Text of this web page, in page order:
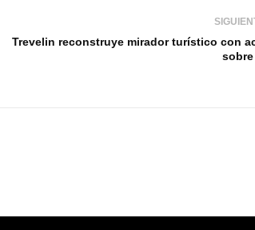
Trevelin reconstruye mirador turístico con